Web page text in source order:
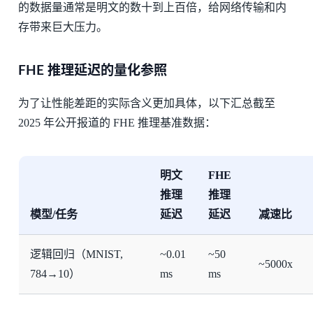
的数据量通常是明文的数十到上百倍，给网络传输和内
存带来巨大压力。
FHE 推理延迟的量化参照
为了让性能差距的实际含义更加具体，以下汇总截至
2025 年公开报道的 FHE 推理基准数据：
模型/任务
明文
推理
延迟
FHE
推理
延迟
减速比
逻辑回归（MNIST,
784→10）
~0.01
ms
~50
ms
~5000x